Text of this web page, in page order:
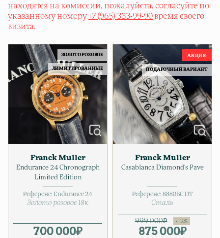
находятся на комиссии, пожалуйста, согласуйте по
указанному номеру+7 (965) 333-99-90 время своего
визита.
ЗОЛОТО РОЗОВОЕ
ЛИМИТИРОВАННЫЕ
Franck Muller
Endurance 24 Chronograph
Limited Edition
Референс: Endurance 24
Золото розовое 18к
700 000₽
ПОДАРОЧНЫЙ ВАРИАНТ
Franck Muller
Casablanca Diamond's Pave
Референс: 8880BC DT
Сталь
999 000₽
875 000₽
Текущая